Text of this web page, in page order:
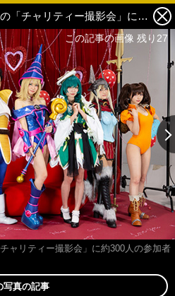
コスプレイヤー・えなこ主催の「チャリティー撮影会」に約300人の参加者が来場、売上金はすべて寄付 2枚目の写真・画像
ャリティー撮影会」に約300人の参加者
写真の記事
この記事の画像 残り27